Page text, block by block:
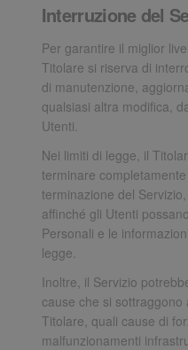
Interruzione del
Per garantire il miglior
Titolare si riserva di
di manutenzione,
qualsiasi altra modifica,
Utenti.
Nei limiti di legge, il
terminare
terminazione del
affinché gli Utenti
Personali e le
legge.
Inoltre, il Servizio
cause che si
Titolare, quali cause di
malfunzionamenti